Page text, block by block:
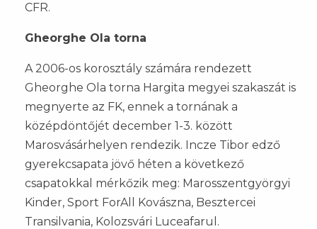
CFR.
Gheorghe Ola torna
A 2006-os korosztály számára rendezett
Gheorghe Ola torna Hargita megyei szakaszát is
megnyerte az FK, ennek a tornának a
középdöntőjét december 1-3. között
Marosvásárhelyen rendezik. Incze Tibor edző
gyerekcsapata jövő héten a következő
csapatokkal mérkőzik meg: Marosszentgyörgyi
Kinder, Sport ForAll Kovászna, Besztercei
Transilvania, Kolozsvári Luceafarul.